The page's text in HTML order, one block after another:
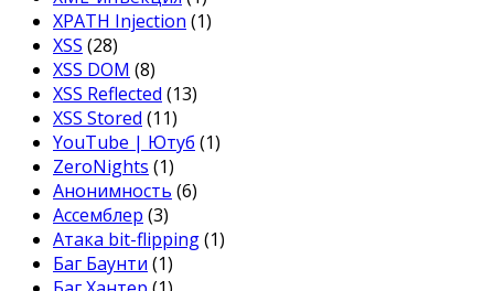
XPATH Injection (1)
XSS (28)
XSS DOM (8)
XSS Reflected (13)
XSS Stored (11)
YouTube | Ютуб (1)
ZeroNights (1)
Анонимность (6)
Ассемблер (3)
Атака bit-flipping(1)
Баг Баунти (1)